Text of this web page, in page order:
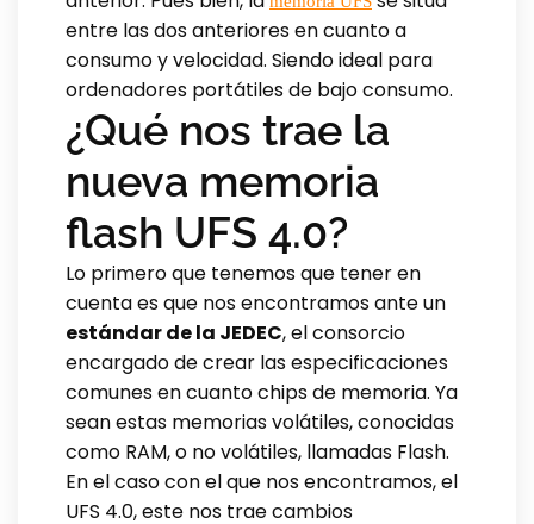
entre las dos anteriores en cuanto a
consumo y velocidad. Siendo ideal para
ordenadores portátiles de bajo consumo.
¿Qué nos trae la
nueva memoria
flash UFS 4.0?
Lo primero que tenemos que tener en
cuenta es que nos encontramos ante un
estándar de la JEDEC, el consorcio
encargado de crear las especificaciones
comunes en cuanto chips de memoria. Ya
sean estas memorias volátiles, conocidas
como RAM, o no volátiles, llamadas Flash.
En el caso con el que nos encontramos, el
UFS 4.0, este nos trae cambios